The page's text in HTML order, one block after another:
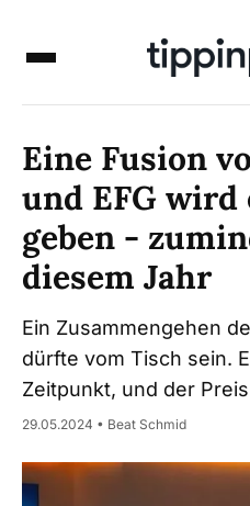
Eine Fusion
und EFG
geben -
diesem Jahr
Ein Zusammengehen
dürfte vom Tisch sein.
Zeitpunkt, und der
29.05.2024 • Beat Schmid